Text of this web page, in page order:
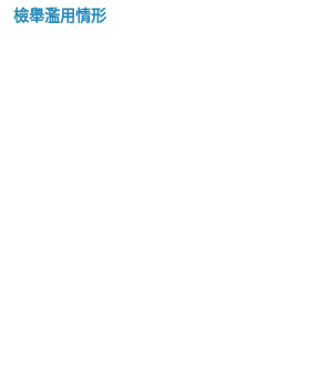
檢舉濫用情形